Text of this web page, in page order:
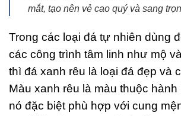
mắt, tạo nên vẻ cao quý và sang
Trong các loại đá tự nhiên dùng
các công trình tâm linh như mộ
thì đá xanh rêu là loại đá đẹp và
Màu xanh rêu là màu thuộc hành
nó đặc biệt phù hợp với cung